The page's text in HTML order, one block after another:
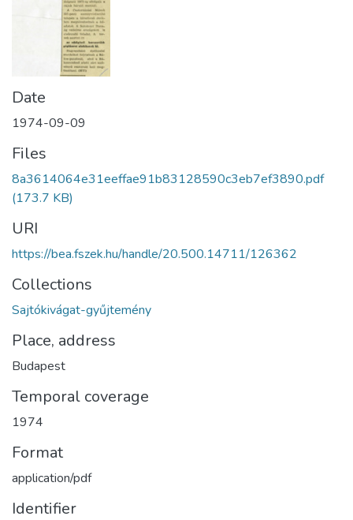
Date
1974-09-09
Files
8a3614064e31eeffae91b83128590c3eb7ef3890.pdf
(173.7 KB)
URI
https://bea.fszek.hu/handle/20.500.14711/126362
Collections
Sajtókivágat-gyűjtemény
Place, address
Budapest
Temporal coverage
1974
Format
application/pdf
Identifier